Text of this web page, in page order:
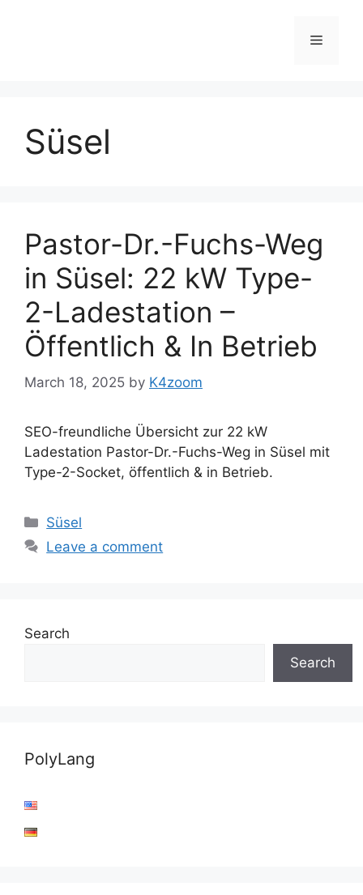
Menu
Süsel
Pastor-Dr.-Fuchs-Weg
in Süsel: 22 kW Type-
2-Ladestation –
Öffentlich & In Betrieb
March 18, 2025 by K4zoom
SEO-freundliche Übersicht zur 22 kW
Ladestation Pastor-Dr.-Fuchs-Weg in Süsel mit
Type-2-Socket, öffentlich & in Betrieb.
Categories
Süsel
Leave a comment
Search
Search
PolyLang